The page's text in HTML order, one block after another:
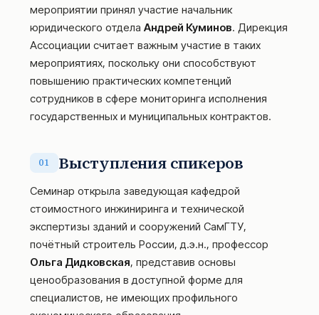
мероприятии принял участие начальник
юридического отдела Андрей Куминов. Дирекция
Ассоциации считает важным участие в таких
мероприятиях, поскольку они способствуют
повышению практических компетенций
сотрудников в сфере мониторинга исполнения
государственных и муниципальных контрактов.
01 Выступления спикеров
Семинар открыла заведующая кафедрой
стоимостного инжиниринга и технической
экспертизы зданий и сооружений СамГТУ,
почётный строитель России, д.э.н., профессор
Ольга Дидковская, представив основы
ценообразования в доступной форме для
специалистов, не имеющих профильного